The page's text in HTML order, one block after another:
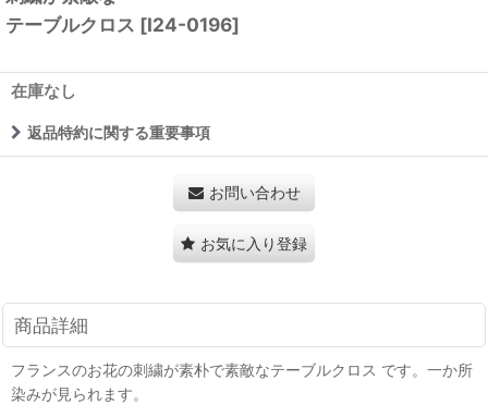
テーブルクロス [I24-0196]
在庫なし
返品特約に関する重要事項
お問い合わせ
お気に入り登録
商品詳細
フランスのお花の刺繍が素朴で素敵なテーブルクロス です。一か所
染みが見られます。